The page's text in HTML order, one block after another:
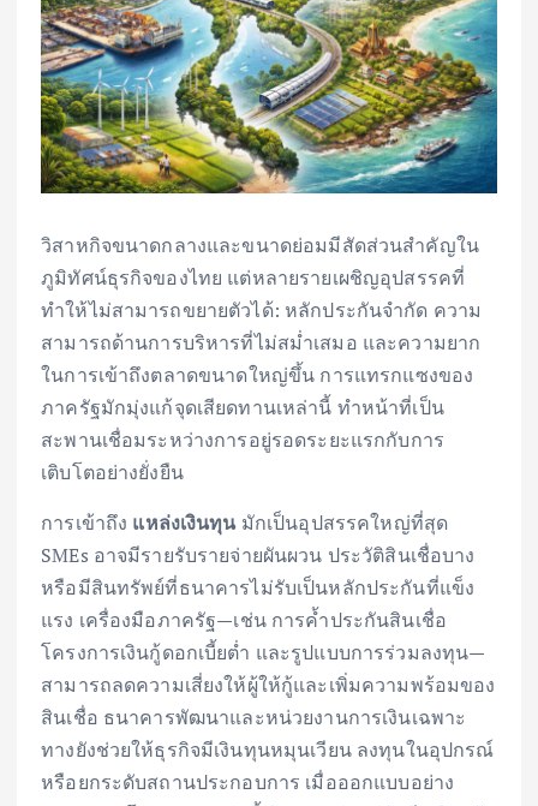
วิสาหกิจขนาดกลางและขนาดย่อมมีสัดส่วนสำคัญใน
ภูมิทัศน์ธุรกิจของไทย แต่หลายรายเผชิญอุปสรรคที่
ทำให้ไม่สามารถขยายตัวได้: หลักประกันจำกัด ความ
สามารถด้านการบริหารที่ไม่สม่ำเสมอ และความยาก
ในการเข้าถึงตลาดขนาดใหญ่ขึ้น การแทรกแซงของ
ภาครัฐมักมุ่งแก้จุดเสียดทานเหล่านี้ ทำหน้าที่เป็น
สะพานเชื่อมระหว่างการอยู่รอดระยะแรกกับการ
เติบโตอย่างยั่งยืน
การเข้าถึง แหล่งเงินทุนมักเป็นอุปสรรคใหญ่ที่สุด
SMEs อาจมีรายรับรายจ่ายผันผวน ประวัติสินเชื่อบาง
หรือมีสินทรัพย์ที่ธนาคารไม่รับเป็นหลักประกันที่แข็ง
แรง เครื่องมือภาครัฐ—เช่น การค้ำประกันสินเชื่อ
โครงการเงินกู้ดอกเบี้ยต่ำ และรูปแบบการร่วมลงทุน—
สามารถลดความเสี่ยงให้ผู้ให้กู้และเพิ่มความพร้อมของ
สินเชื่อ ธนาคารพัฒนาและหน่วยงานการเงินเฉพาะ
ทางยังช่วยให้ธุรกิจมีเงินทุนหมุนเวียน ลงทุนในอุปกรณ์
หรือยกระดับสถานประกอบการ เมื่อออกแบบอย่าง